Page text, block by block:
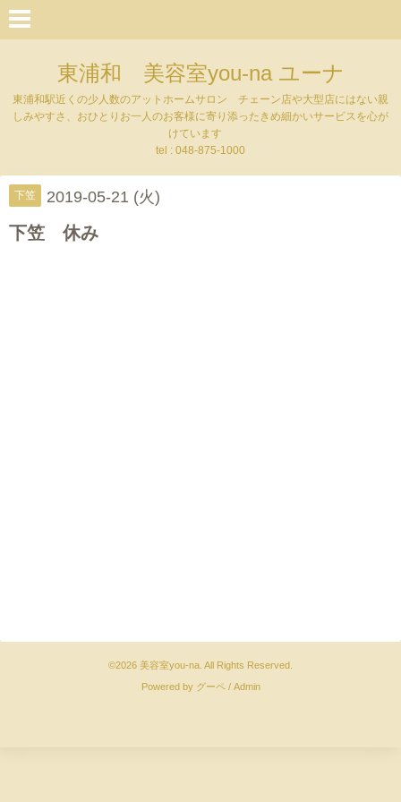
東浦和 美容室you-na ユーナ
東浦和駅近くの少人数のアットホームサロン チェーン店や大型店にはない親
しみやすさ、おひとりお一人のお客様に寄り添ったきめ細かいサービスを心が
けています
tel : 048-875-1000
下笠 2019-05-21 (火)
下笠 休み
©2026 美容室you-na . All Rights Reserved.
Powered by グーペ/ Admin